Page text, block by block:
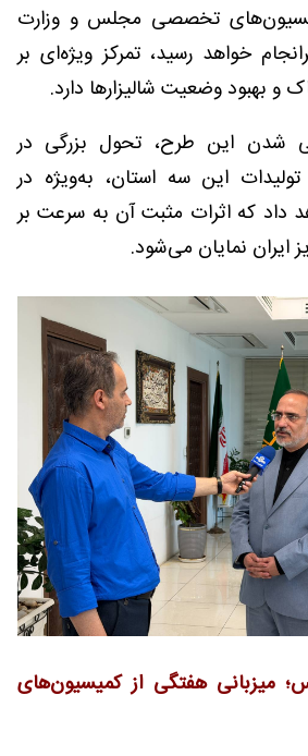
تخصصی مجلس و وزارت
خواهد رسید، تمرکز ویژه‌ای بر
و بهبود وضعیت شالیزارها دارد.
شدن این طرح، تحول بزرگی در
این سه استان، به‌ویژه در
داد که اثرات مثبت آن به سرعت بر
ایران نمایان می‌شود.
میزبانی هفتگی از کمیسیون‌های